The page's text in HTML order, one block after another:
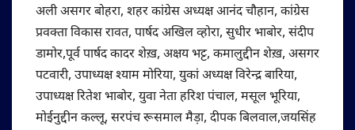
अली असगर बोहरा, शहर कांग्रेस अध्यक्ष आनंद चौहान, कांग्रेस
प्रवक्ता विकास रावत, पार्षद अखिल व्होरा, सुधीर भाबोर, संदीप
डामोर,पूर्व पार्षद कादर शेख़, अक्षय भट्ट, कमालुद्दीन शेख़, असगर
पटवारी, उपाध्यक्ष श्याम मोरिया, युकां अध्यक्ष विरेन्द्र बारिया,
उपाध्यक्ष रितेश भाबोर, युवा नेता हरिश पंचाल, मसूल भूरिया,
मोईनुद्दीन कल्लू, सरपंच रूसमाल मैड़ा, दीपक बिलवाल,जयसिंह